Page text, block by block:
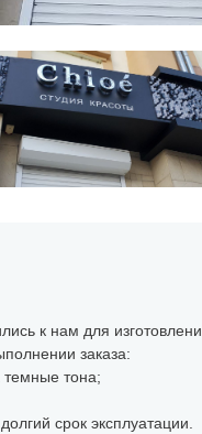
к нам для
заказа:
темные тона;
срок эксплуатации.